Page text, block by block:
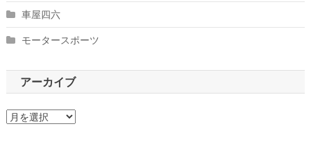
車屋四六
モータースポーツ
アーカイブ
ア